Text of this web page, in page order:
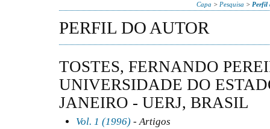
Capa > Pesquisa > Perfil
PERFIL DO AUTOR
TOSTES, FERNANDO
UNIVERSIDADE DO
JANEIRO - UERJ, BRASIL
Vol. 1 (1996) - Artigos